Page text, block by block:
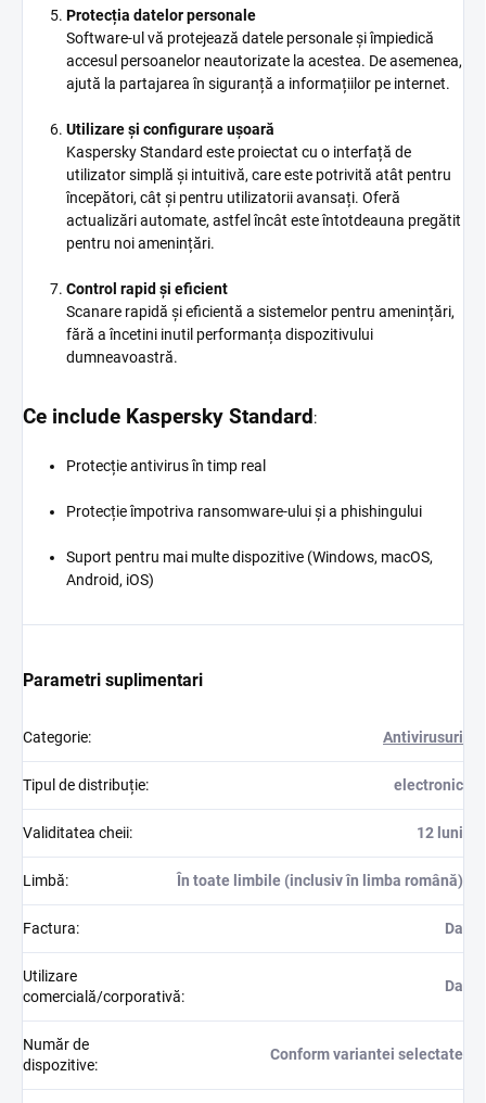
Protecția datelor personale
Software-ul vă protejează datele personale și împiedică
accesul persoanelor neautorizate la acestea. De asemenea,
ajută la partajarea în siguranță a informațiilor pe internet.
Utilizare și configurare ușoară
Kaspersky Standard este proiectat cu o interfață de
utilizator simplă și intuitivă, care este potrivită atât pentru
începători, cât și pentru utilizatorii avansați. Oferă
actualizări automate, astfel încât este întotdeauna pregătit
pentru noi amenințări.
Control rapid și eficient
Scanare rapidă și eficientă a sistemelor pentru amenințări,
fără a încetini inutil performanța dispozitivului
dumneavoastră.
Ce include Kaspersky Standard:
Protecție antivirus în timp real
Protecție împotriva ransomware-ului și a phishingului
Suport pentru mai multe dispozitive (Windows, macOS,
Android, iOS)
Parametri suplimentari
Categorie: Antivirusuri
Tipul de distribuție: electronic
Validitatea cheii: 12 luni
Limbă: În toate limbile (inclusiv în limba română)
Factura: Da
Utilizare
comercială/corporativă:
Da
Număr de
dispozitive:
Conform variantei selectate